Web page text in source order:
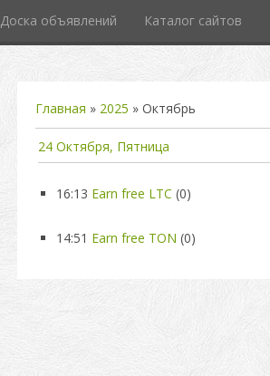
Доска объявлений Каталог сайтов
Главная » 2025 » Октябрь
24 Октября, Пятница
16:13 Earn free LTC (0)
14:51 Earn free TON (0)